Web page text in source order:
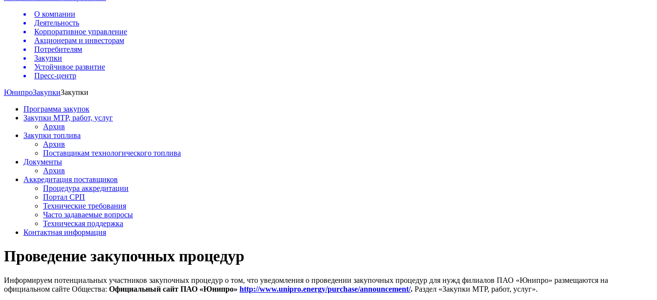
О компании
Деятельность
Корпоративное управление
Акционерам и инвесторам
Потребителям
Закупки
Устойчивое развитие
Пресс-центр
ЮнипроЗакупкиЗакупки
Программа закупок
Закупки МТР, работ, услуг
Архив
Закупки топлива
Архив
Поставщикам технологического топлива
Документы
Архив
Аккредитация поставщиков
Процедура аккредитации
Портал СРП
Технические требования
Часто задаваемые вопросы
Техническая поддержка
Контактная информация
Проведение закупочных процедур
Информируем потенциальных участников закупочных процедур о том, что уведомления о проведении закупочных процедур для нужд филиалов ПАО «Юнипро» размещаются на
официальном сайте Общества: Официальный сайт ПАО «Юнипро» http://www.unipro.energy/purchase/announcement/. Раздел «Закупки МТР, работ, услуг».